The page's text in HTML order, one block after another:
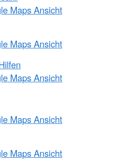
Maps Ansicht
Maps Ansicht
Maps Ansicht
Maps Ansicht
Maps Ansicht